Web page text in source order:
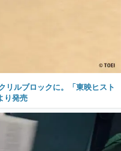
リルブロックに。「東映ヒスト
り発売